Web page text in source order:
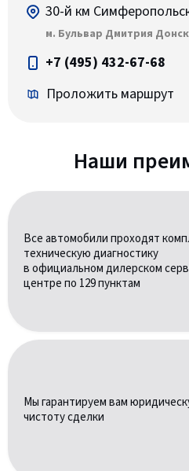
30-й км
м. Бульвар Дмитрия
+7 (495) 432-67-68
Проложить маршрут
Наши
Все автомобили проходят
техническую диагностику
в официальном дилерском
центре по 129 пунктам
Мы гарантируем вам
чистоту сделки